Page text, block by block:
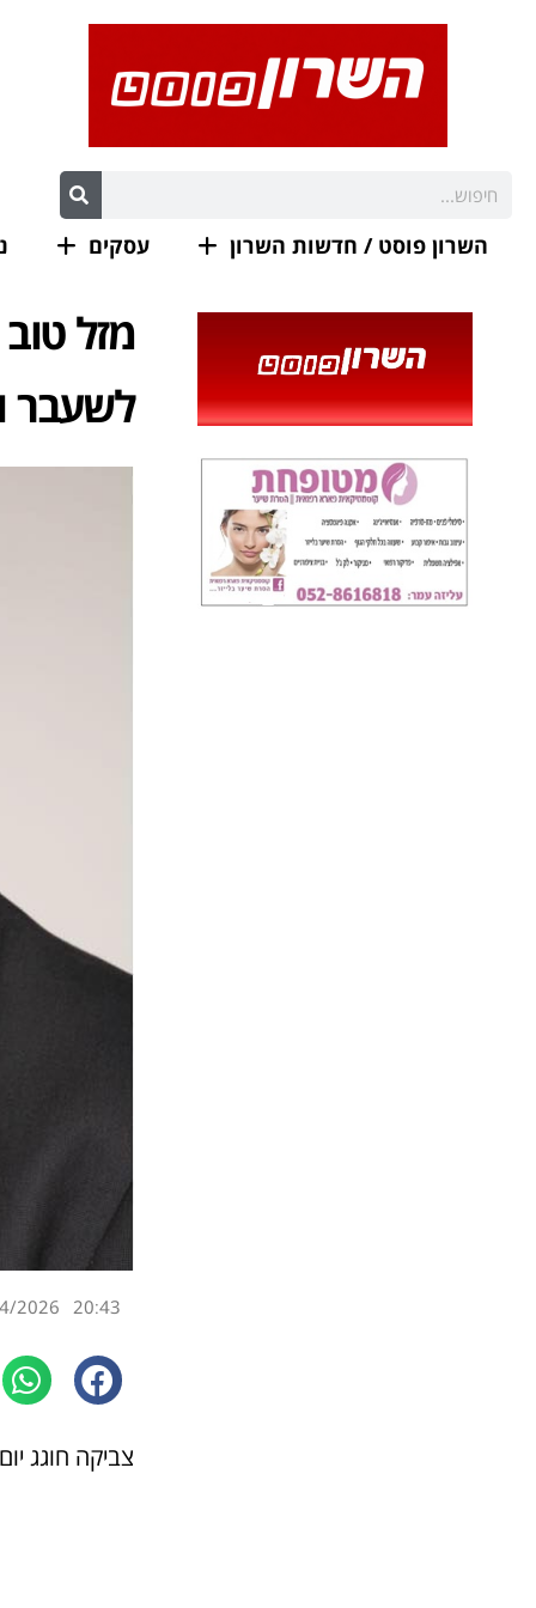
השרון פוסט / חדשות השרון עסקים
מזל
לשעבר
20:43
2026
צביקה חוגג